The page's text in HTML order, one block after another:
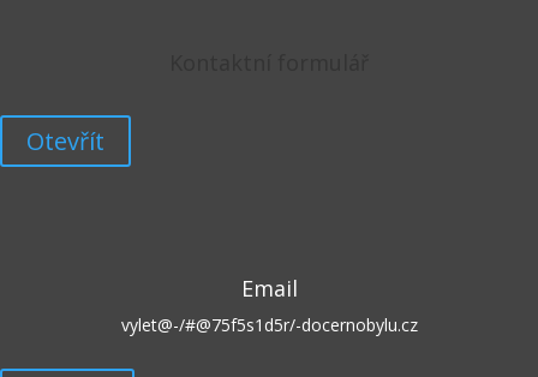
Otevřít
Email
vylet@-/#@75f5s1d5r/-docernobylu.cz